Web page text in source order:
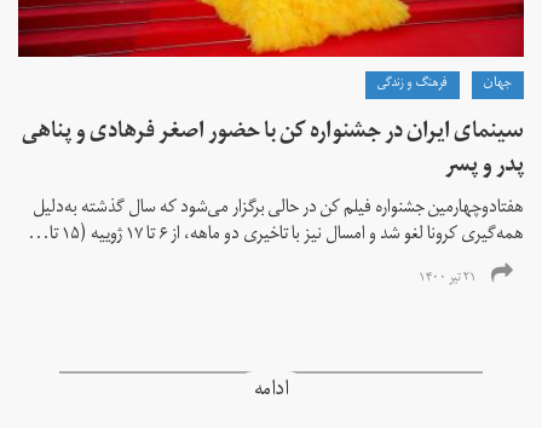
جهان فرهنگ و زندگی
سینمای ایران در جشنواره کن با حضور اصغر فرهادی و پناهی
پدر و پسر
هفتادوچهارمین جشنواره فیلم کن در حالی برگزار می‌شود که سال گذشته به‌دلیل
همه‌گیری کرونا لغو شد و امسال نیز با تاخیری دو ماهه، از ۶ تا ۱۷ ژوییه (۱۵ تا...
۲۱ تیر ۱۴۰۰
ادامه